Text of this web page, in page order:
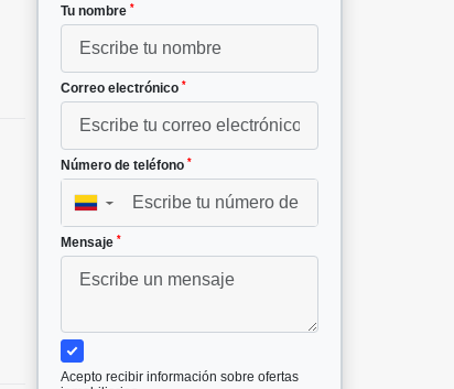
Tu nombre *
Correo electrónico *
Número de teléfono *
▼
Mensaje *
Acepto recibir información sobre ofertas